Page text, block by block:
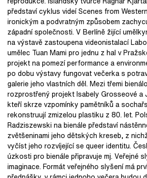
představí cyklus videí Scenes from
ironickým a podvratným způsobem
západní společnosti. V Berlíně žijící
na výstavě zastoupena videonistalací
umělec Tuan Mami pro jednu z hal v
projekt na pomezí performance a
po dobu výstavy fungovat večerka s
galerie jeho vlastních děl. Mezi třemi
rozprostřený projekt Isabely Grosseové a
kteří skrze vzpomínky pamětníků a
rekonstruují zmizelou plastiku z 80. let.
Radziszewski na bienále představí
zvětšeninami jeho dětských kreseb, z
vyčíst jeho rozvíjející se queer identitu.
úzkosti pro bienále připravuje mj. Veřejné
imaginace. Formát veřejného slyšení má